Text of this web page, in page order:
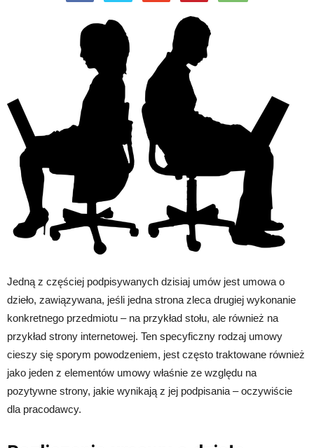
Jedną z częściej podpisywanych dzisiaj umów jest umowa o
dzieło, zawiązywana, jeśli jedna strona zleca drugiej wykonanie
konkretnego przedmiotu – na przykład stołu, ale również na
przykład strony internetowej. Ten specyficzny rodzaj umowy
cieszy się sporym powodzeniem, jest często traktowane również
jako jeden z elementów umowy właśnie ze względu na
pozytywne strony, jakie wynikają z jej podpisania – oczywiście
dla pracodawcy.